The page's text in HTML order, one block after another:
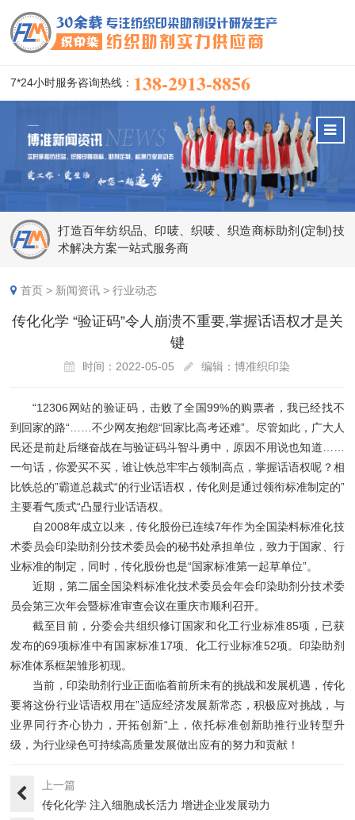
7*24小时服务咨询热线： 138-2913-8856
打造百年纺织品、印唛、织唛、织造商标助剂(定制)技
术解决方案一站式服务商
首页 > 新闻资讯 >行业动态
传化化学 “验证码”令人崩溃不重要,掌握话语权才是关
键
时间：2022-05-05 编辑：博准织印染
“12306网站的验证码，击败了全国99%的购票者，我已经找不
到回家的路“……不少网友抱怨“回家比高考还难”。尽管如此，广大人
民还是前赴后继奋战在与验证码斗智斗勇中，原因不用说也知道……
一句话，你爱买不买，谁让铁总牢牢占领制高点，掌握话语权呢？相
比铁总的”霸道总裁式“的行业话语权，传化则是通过领衔标准制定的”
主要看气质式“凸显行业话语权。
自2008年成立以来，传化股份已连续7年作为全国染料标准化技
术委员会印染助剂分技术委员会的秘书处承担单位，致力于国家、行
业标准的制定，同时，传化股份也是“国家标准第一起草单位”。
近期，第二届全国染料标准化技术委员会年会印染助剂分技术委
员会第三次年会暨标准审查会议在重庆市顺利召开。
截至目前，分委会共组织修订国家和化工行业标准85项，已获
发布的69项标准中有国家标准17项、化工行业标准52项。印染助剂
标准体系框架雏形初现。
当前，印染助剂行业正面临着前所未有的挑战和发展机遇，传化
要将这份行业话语权用在”适应经济发展新常态，积极应对挑战，与
业界同行齐心协力，开拓创新“上，依托标准创新助推行业转型升
级，为行业绿色可持续高质量发展做出应有的努力和贡献！
上一篇
传化化学 ​注入细胞成长活力 增进企业发展动力